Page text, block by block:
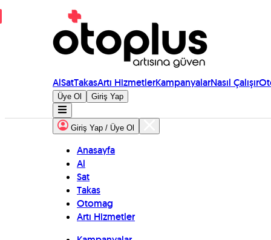
AlSatTakasArtı HizmetlerKampanyalarNasıl Çalışır
Üye Ol Giriş Yap
Giriş Yap / Üye Ol
Anasayfa
Al
Sat
Takas
Otomag
Artı Hizmetler